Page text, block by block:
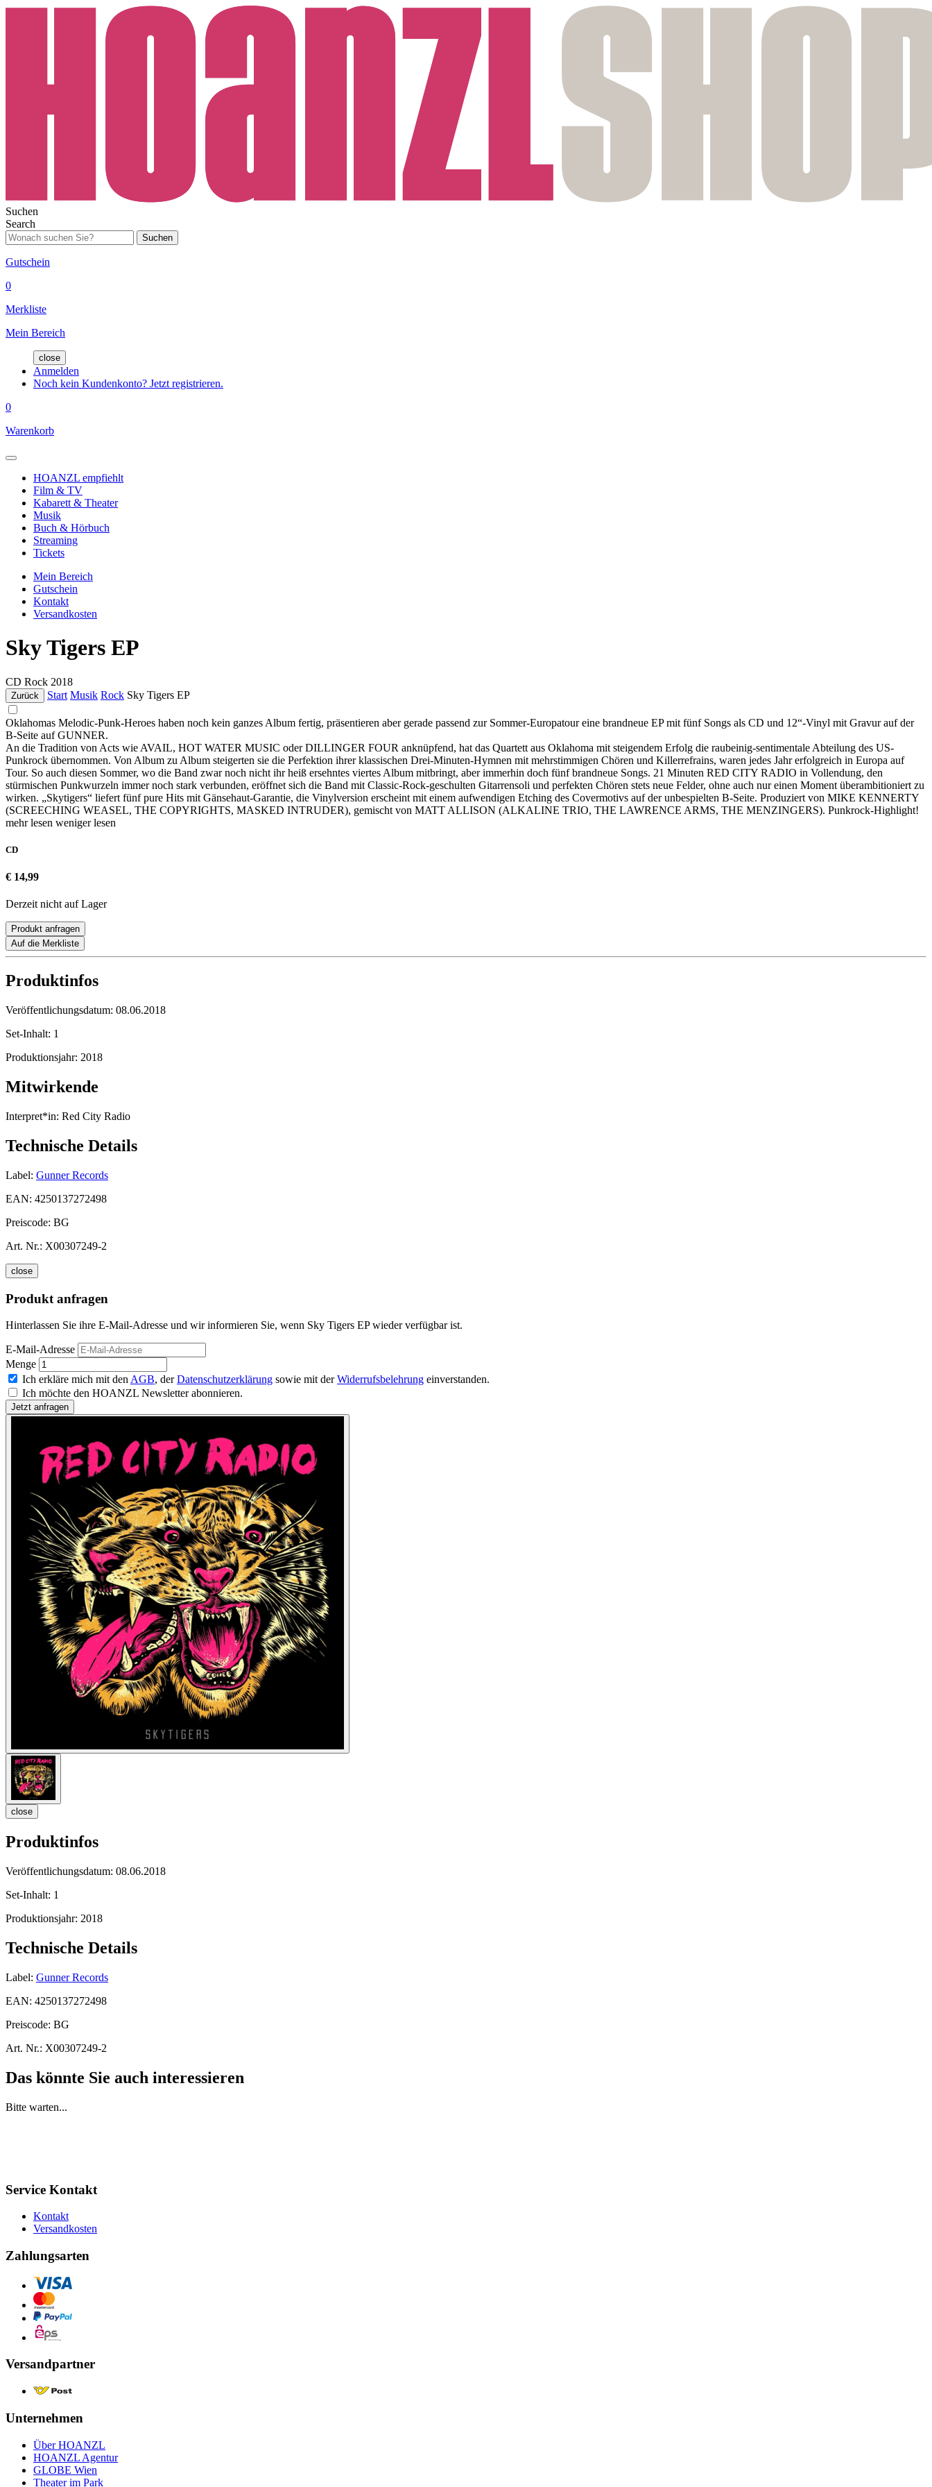
Suchen
Search
Suchen
Gutschein
0
Merkliste
Mein Bereich
close
Anmelden
Noch kein Kundenkonto? Jetzt registrieren.
0
Warenkorb
HOANZL empfiehlt
Film & TV
Kabarett & Theater
Musik
Buch & Hörbuch
Streaming
Tickets
Mein Bereich
Gutschein
Kontakt
Versandkosten
Sky Tigers EP
CD Rock 2018
Zurück Start Musik Rock Sky Tigers EP
Oklahomas Melodic-Punk-Heroes haben noch kein ganzes Album fertig, präsentieren aber gerade passend zur Sommer-Europatour eine brandneue EP mit fünf Songs als CD und 12“-Vinyl mit Gravur auf der
B-Seite auf GUNNER.
An die Tradition von Acts wie AVAIL, HOT WATER MUSIC oder DILLINGER FOUR anknüpfend, hat das Quartett aus Oklahoma mit steigendem Erfolg die raubeinig-sentimentale Abteilung des US-
Punkrock übernommen. Von Album zu Album steigerten sie die Perfektion ihrer klassischen Drei-Minuten-Hymnen mit mehrstimmigen Chören und Killerrefrains, waren jedes Jahr erfolgreich in Europa auf
Tour. So auch diesen Sommer, wo die Band zwar noch nicht ihr heiß ersehntes viertes Album mitbringt, aber immerhin doch fünf brandneue Songs. 21 Minuten RED CITY RADIO in Vollendung, den
stürmischen Punkwurzeln immer noch stark verbunden, eröffnet sich die Band mit Classic-Rock-geschulten Gitarrensoli und perfekten Chören stets neue Felder, ohne auch nur einen Moment überambitioniert zu
wirken. „Skytigers“ liefert fünf pure Hits mit Gänsehaut-Garantie, die Vinylversion erscheint mit einem aufwendigen Etching des Covermotivs auf der unbespielten B-Seite. Produziert von MIKE KENNERTY
(SCREECHING WEASEL, THE COPYRIGHTS, MASKED INTRUDER), gemischt von MATT ALLISON (ALKALINE TRIO, THE LAWRENCE ARMS, THE MENZINGERS). Punkrock-Highlight!
mehr lesen weniger lesen
CD
€ 14,99
Derzeit nicht auf Lager
Produkt anfragen
Auf die Merkliste
Produktinfos
Veröffentlichungsdatum: 08.06.2018
Set-Inhalt: 1
Produktionsjahr: 2018
Mitwirkende
Interpret*in: Red City Radio
Technische Details
Label: Gunner Records
EAN: 4250137272498
Preiscode: BG
Art. Nr.: X00307249-2
close
Produkt anfragen
Hinterlassen Sie ihre E-Mail-Adresse und wir informieren Sie, wenn Sky Tigers EP wieder verfügbar ist.
E-Mail-Adresse
Menge
Ich erkläre mich mit den AGB, derDatenschutzerklärung sowie mit derWiderrufsbelehrung einverstanden.
Ich möchte den HOANZL Newsletter abonnieren.
close
Produktinfos
Veröffentlichungsdatum: 08.06.2018
Set-Inhalt: 1
Produktionsjahr: 2018
Technische Details
Label: Gunner Records
EAN: 4250137272498
Preiscode: BG
Art. Nr.: X00307249-2
Das könnte Sie auch interessieren
Bitte warten...
Service Kontakt
Kontakt
Versandkosten
Zahlungsarten
Versandpartner
Unternehmen
Über HOANZL
HOANZL Agentur
GLOBE Wien
Theater im Park